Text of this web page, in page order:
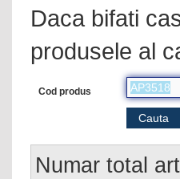
Daca bifati
produsele al
Cod produs
Numar total